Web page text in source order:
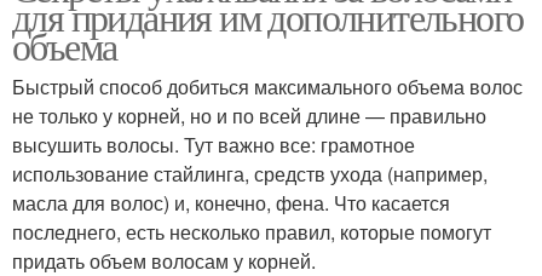
для придания им дополнительного
объема
Быстрый способ добиться максимального объема волос
не только у корней, но и по всей длине — правильно
высушить волосы. Тут важно все: грамотное
использование стайлинга, средств ухода (например,
масла для волос) и, конечно, фена. Что касается
последнего, есть несколько правил, которые помогут
придать объем волосам у корней.